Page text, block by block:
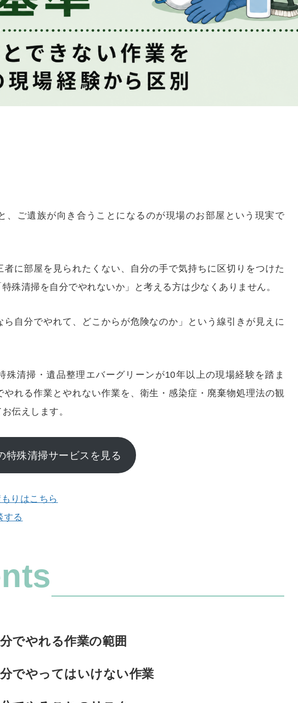
、ご遺族が向き合うことになるのが現場のお部屋という現実で
者に部屋を見られたくない、自分の手で気持ちに区切りをつけた
殊清掃を自分でやれないか」と考える方は少なくありません。
ら自分でやれて、どこからが危険なのか」という線引きが見えに
殊清掃・遺品整理エバーグリーンが10年以上の現場経験を踏ま
やれる作業とやれない作業を、衛生・感染症・廃棄物処理法の観
伝えします。
特殊清掃サービスを見る
りはこちら
する
でやれる作業の範囲
でやってはいけない作業